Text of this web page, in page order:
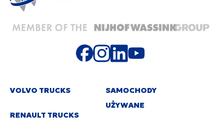
VOLVO TRUCKS
RENAULT TRUCKS
SAMOCHODY
UŻYWANE